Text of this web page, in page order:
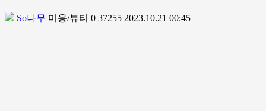
So나무 미용/뷰티 0 37255 2023.10.21 00:45